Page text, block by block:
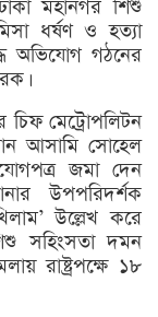
মহানগর শিশু
ধর্ষণ ও হত্যা
অভিযোগ গঠনের
মেট্রোপলিটন
আসামি সোহেল
জমা দেন
উপপরিদর্শক
উল্লেখ করে
সহিংসতা দমন
রাষ্ট্রপক্ষে ১৮